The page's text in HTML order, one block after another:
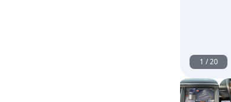
1 /20